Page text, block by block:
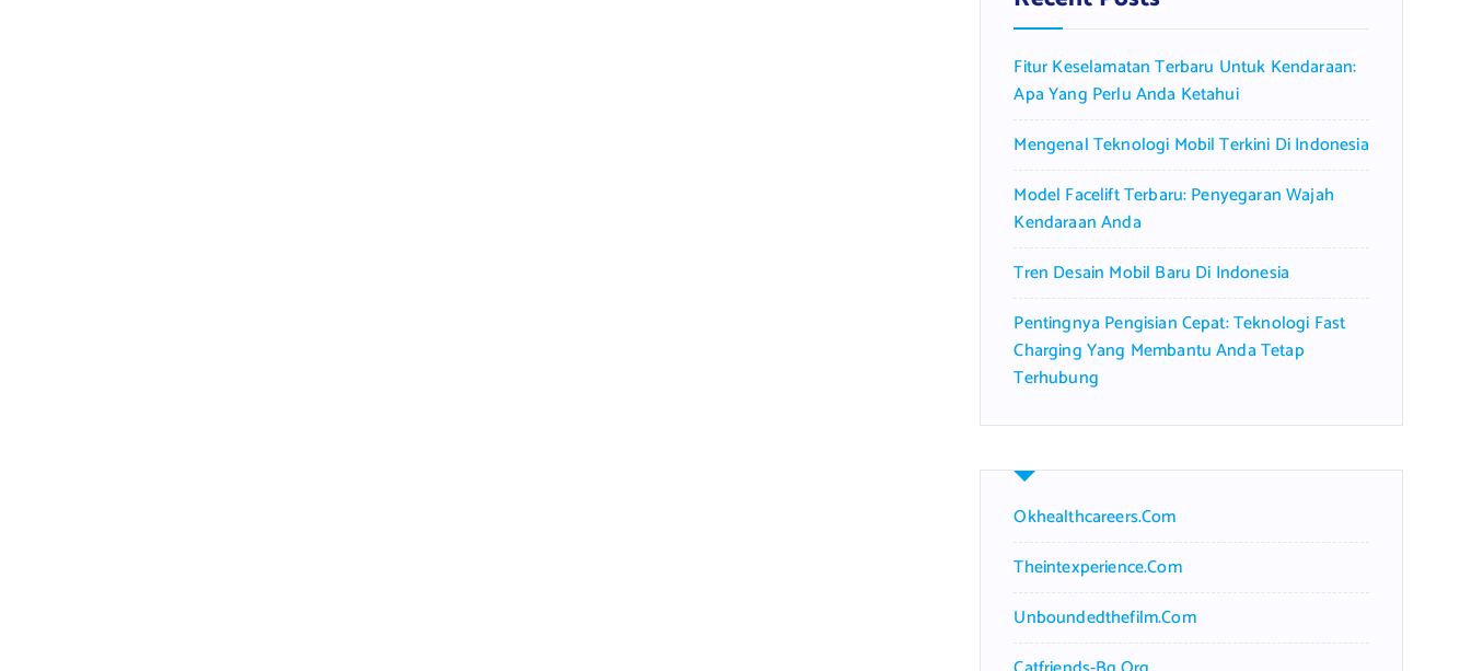
o
:Fitur Keselamatan Terbaru Untuk Kendaraan:
Apa Yang Perlu Anda Ketahui
Mengenal Teknologi Mobil Terkini Di Indonesia
Model Facelift Terbaru: Penyegaran Wajah
Kendaraan Anda
Tren Desain Mobil Baru Di Indonesia
Pentingnya Pengisian Cepat: Teknologi Fast
Charging Yang Membantu Anda Tetap
Terhubung
Okhealthcareers.com
Theintexperience.com
Unboundedthefilm.com